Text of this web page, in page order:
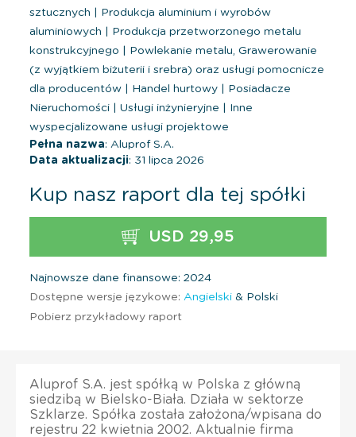
sztucznych
Produkcja aluminium i wyrobów
aluminiowych
Produkcja przetworzonego metalu
konstrukcyjnego
Powlekanie metalu, Grawerowanie
(z wyjątkiem biżuterii i srebra) oraz usługi pomocnicze
dla producentów
Handel hurtowy
Posiadacze
Nieruchomości
Usługi inżynieryjne
Inne
wyspecjalizowane usługi projektowe
Pełna nazwa: Aluprof S.A.
Data aktualizacji: 31 lipca 2026
Kup nasz raport dla tej spółki
USD 29,95
Najnowsze dane finansowe: 2024
Dostępne wersje językowe: Angielski & Polski
Pobierz przykładowy raport
Aluprof S.A. jest spółką w Polska z główną
siedzibą w Bielsko-Biała. Działa w sektorze
Szklarze. Spółka została założona/wpisana do
rejestru 22 kwietnia 2002. Aktualnie firma